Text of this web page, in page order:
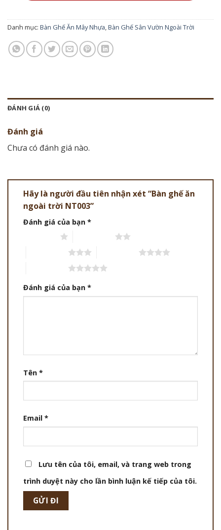
Danh mục: Bàn Ghế Ăn Mây Nhựa,Bàn Ghế Sân Vườn Ngoài Trời
ĐÁNH GIÁ (0)
Đánh giá
Chưa có đánh giá nào.
Hãy là người đầu tiên nhận xét “Bàn ghế ăn
ngoài trời NT003”
Đánh giá của bạn *
Đánh giá của bạn *
Tên *
Email *
Lưu tên của tôi, email, và trang web trong
trình duyệt này cho lần bình luận kế tiếp của tôi.